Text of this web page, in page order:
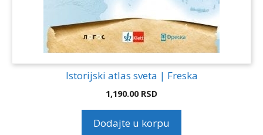
Istorijski atlas sveta | Freska
1,190.00 RSD
Dodajte u korpu